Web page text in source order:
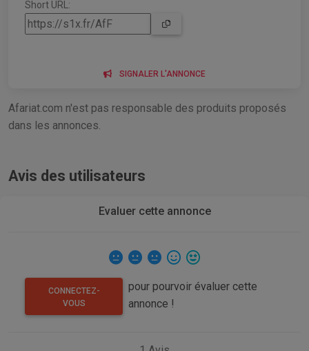
Short URL:
SIGNALER L'ANNONCE
Afariat.com n'est pas responsable des produits proposés
dans les annonces.
Avis des utilisateurs
Evaluer cette annonce
CONNECTEZ-
VOUS
pour pourvoir évaluer cette
annonce !